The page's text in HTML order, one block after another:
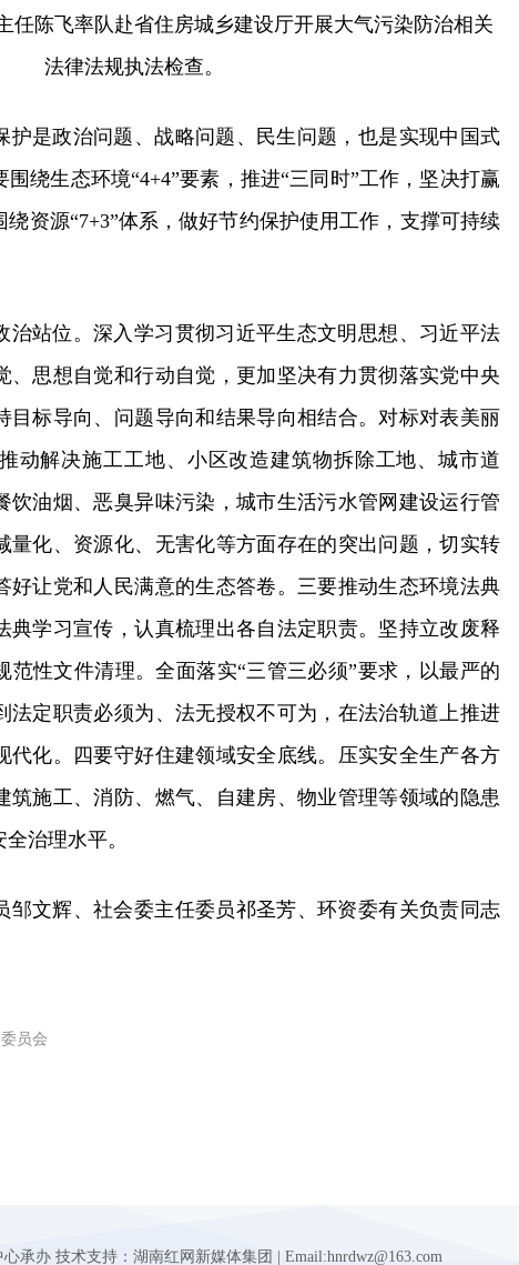
任陈飞率队赴省住房城乡建设厅开展大气污染防治相关
法律法规执法检查。
护是政治问题、战略问题、民生问题，也是实现中国式
绕生态环境“4+4”要素，推进“三同时”工作，坚决打赢
资源“7+3”体系，做好节约保护使用工作，支撑可持续
治站位。深入学习贯彻习近平生态文明思想、习近平法
、思想自觉和行动自觉，更加坚决有力贯彻落实党中央
目标导向、问题导向和结果导向相结合。对标对表美丽
动解决施工工地、小区改造建筑物拆除工地、城市道
饮油烟、恶臭异味污染，城市生活污水管网建设运行管
量化、资源化、无害化等方面存在的突出问题，切实转
好让党和人民满意的生态答卷。三要推动生态环境法典
典学习宣传，认真梳理出各自法定职责。坚持立改废释
范性文件清理。全面落实“三管三必须”要求，以最严的
法定职责必须为、法无授权不可为，在法治轨道上推进
代化。四要守好住建领域安全底线。压实安全生产各方
筑施工、消防、燃气、自建房、物业管理等领域的隐患
治理水平。
邹文辉、社会委主任委员祁圣芳、环资委有关负责同志
员会
承办 技术支持：湖南红网新媒体集团 | Email:hnrdwz@163.com